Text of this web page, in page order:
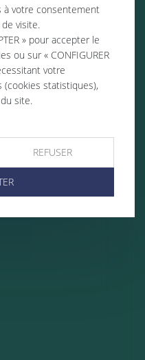
à votre consentement
visite.
» pour accepter le
ou sur « CONFIGURER
votre
statistiques),
site.
REFUSER